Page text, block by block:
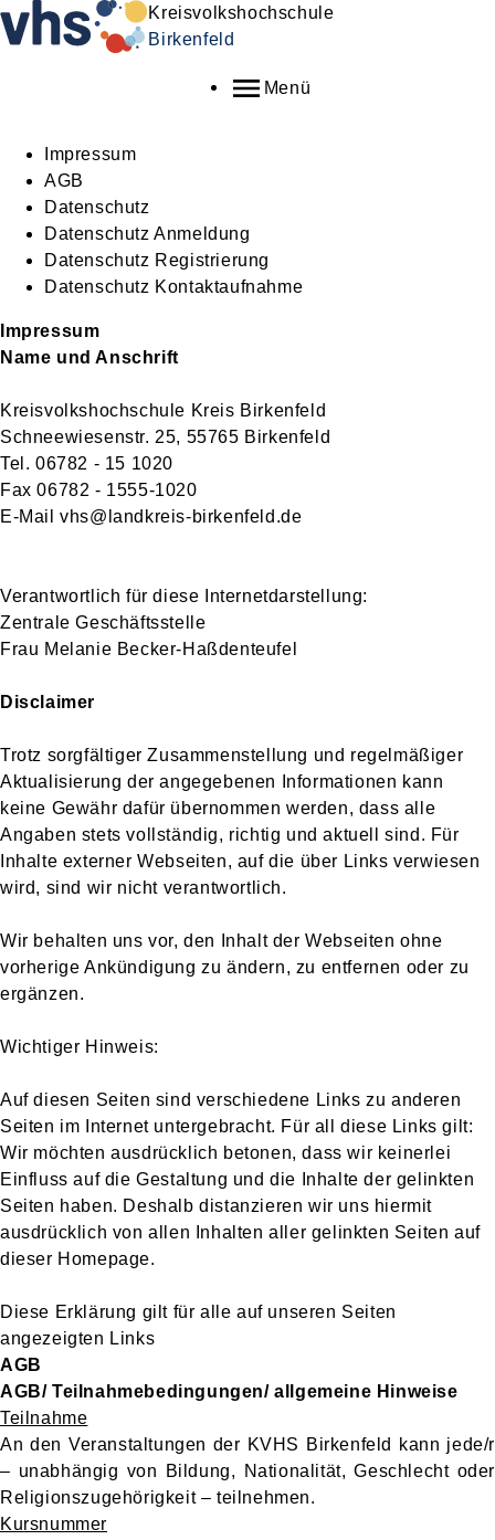
Kreisvolkshochschule
Birkenfeld
Menü
Impressum
AGB
Datenschutz
Datenschutz Anmeldung
Datenschutz Registrierung
Datenschutz Kontaktaufnahme
Impressum
Name und Anschrift
Kreisvolkshochschule Kreis Birkenfeld
Schneewiesenstr. 25, 55765 Birkenfeld
Tel. 06782 - 15 1020
Fax 06782 - 1555-1020
E-Mail vhs@landkreis-birkenfeld.de
Verantwortlich für diese Internetdarstellung:
Zentrale Geschäftsstelle
Frau Melanie Becker-Haßdenteufel
Disclaimer
Trotz sorgfältiger Zusammenstellung und regelmäßiger
Aktualisierung der angegebenen Informationen kann
keine Gewähr dafür übernommen werden, dass alle
Angaben stets vollständig, richtig und aktuell sind. Für
Inhalte externer Webseiten, auf die über Links verwiesen
wird, sind wir nicht verantwortlich.
Wir behalten uns vor, den Inhalt der Webseiten ohne
vorherige Ankündigung zu ändern, zu entfernen oder zu
ergänzen.
Wichtiger Hinweis:
Auf diesen Seiten sind verschiedene Links zu anderen
Seiten im Internet untergebracht. Für all diese Links gilt:
Wir möchten ausdrücklich betonen, dass wir keinerlei
Einfluss auf die Gestaltung und die Inhalte der gelinkten
Seiten haben. Deshalb distanzieren wir uns hiermit
ausdrücklich von allen Inhalten aller gelinkten Seiten auf
dieser Homepage.
Diese Erklärung gilt für alle auf unseren Seiten
angezeigten Links
AGB
AGB/ Teilnahmebedingungen/ allgemeine Hinweise
Teilnahme
An den Veranstaltungen der KVHS Birkenfeld kann jede/r
– unabhängig von Bildung, Nationalität, Geschlecht oder
Religionszugehörigkeit – teilnehmen.
Kursnummer